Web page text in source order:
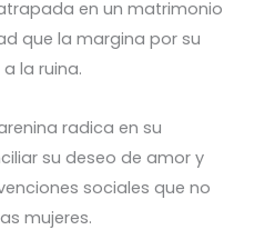
en un matrimonio
que la margina por su
la ruina.
radica en su
su deseo de amor y
sociales que no
mujeres.